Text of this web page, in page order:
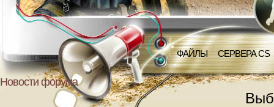
ФАЙЛЫ СЕРВЕРА CS
Новости форума